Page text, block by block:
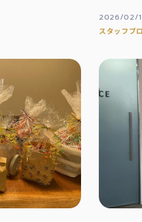
2026/02/
スタッフブ